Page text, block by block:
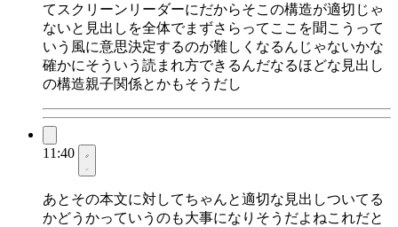
てスクリーンリーダーにだからそこの構造が適切じゃ
ないと見出しを全体でまずさらってここを聞こうって
いう風に意思決定するのが難しくなるんじゃないかな
確かにそういう読まれ方できるんだなるほどな見出し
の構造親子関係とかもそうだし
11:40
あとその本文に対してちゃんと適切な見出しついてる
かどうかっていうのも大事になりそうだよねこれだと